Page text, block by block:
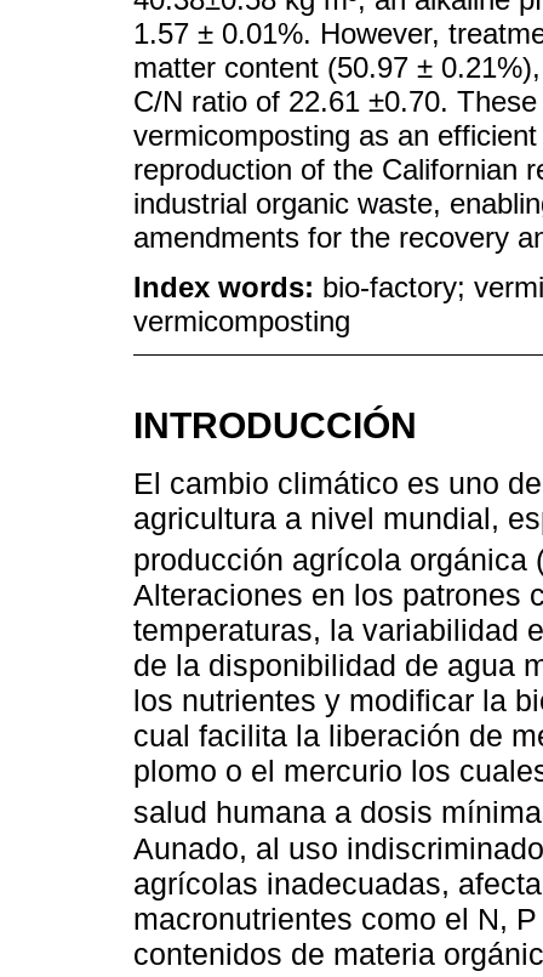
1.57 ± 0.01%. However,
matter content (50.97 ±
C/N ratio of 22.61 ±0.70.
vermicomposting as an
reproduction of the Californian
industrial organic waste,
amendments for the recovery
Index words: bio-factory;
vermicomposting
INTRODUCCIÓN
El cambio climático es uno
agricultura a nivel mundial,
producción agrícola orgánica
Alteraciones en los patrones
temperaturas, la variabilidad
de la disponibilidad de agua
los nutrientes y modificar la
cual facilita la liberación de
plomo o el mercurio los
salud humana a dosis
Aunado, al uso
agrícolas inadecuadas,
macronutrientes como el N,
contenidos de materia